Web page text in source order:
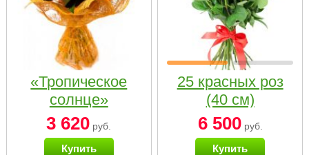
«Тропическое
солнце»
3 620 руб.
Купить
25 красных роз
(40 см)
6 500руб.
Купить